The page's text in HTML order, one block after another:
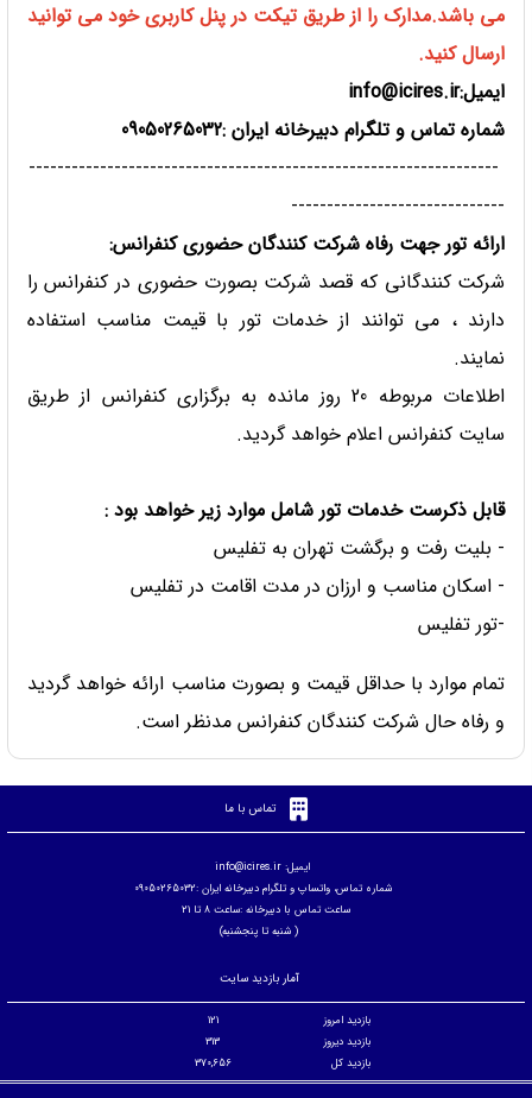
می باشد.مدارک را از طریق تیکت در پنل کاربری خود می توانید
ارسال کنید.
ایمیل:info@icires.ir
شماره تماس و تلگرام دبیرخانه ایران :09050265032
------------------------------------------------------------------
------------------------------
ارائه تور جهت رفاه شرکت کنندگان حضوری کنفرانس:
شرکت کنندگانی که قصد شرکت بصورت حضوری در کنفرانس را
دارند ، می توانند از خدمات تور با قیمت مناسب استفاده
نمایند.
اطلاعات مربوطه 20 روز مانده به برگزاری کنفرانس از طریق
سایت کنفرانس اعلام خواهد گردید.
قابل ذکرست خدمات تور شامل موارد زیر خواهد بود :
- بلیت رفت و برگشت تهران به تفلیس
- اسکان مناسب و ارزان در مدت اقامت در تفلیس
-تور تفلیس
تمام موارد با حداقل قیمت و بصورت مناسب ارائه خواهد گردید
و رفاه حال شرکت کنندگان کنفرانس مدنظر است.
تماس با ما
ایمیل: info@icires.ir
شماره تماس، واتساپ و تلگرام دبیرخانه ایران :09050265032
ساعت تماس با دبیرخانه :ساعت 8 تا 21
( شنبه تا پنجشنبه)
آمار بازدید سایت
بازدید امروز
121
بازدید دیروز
313
بازدید کل
370,656